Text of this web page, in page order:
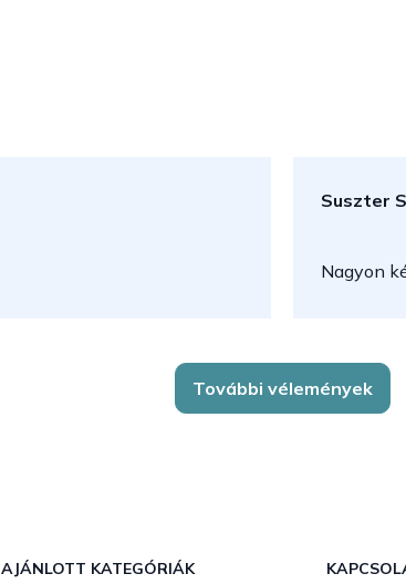
Suszter
Az
Nagyon
További vélemények
AJÁNLOTT KATEGÓRIÁK